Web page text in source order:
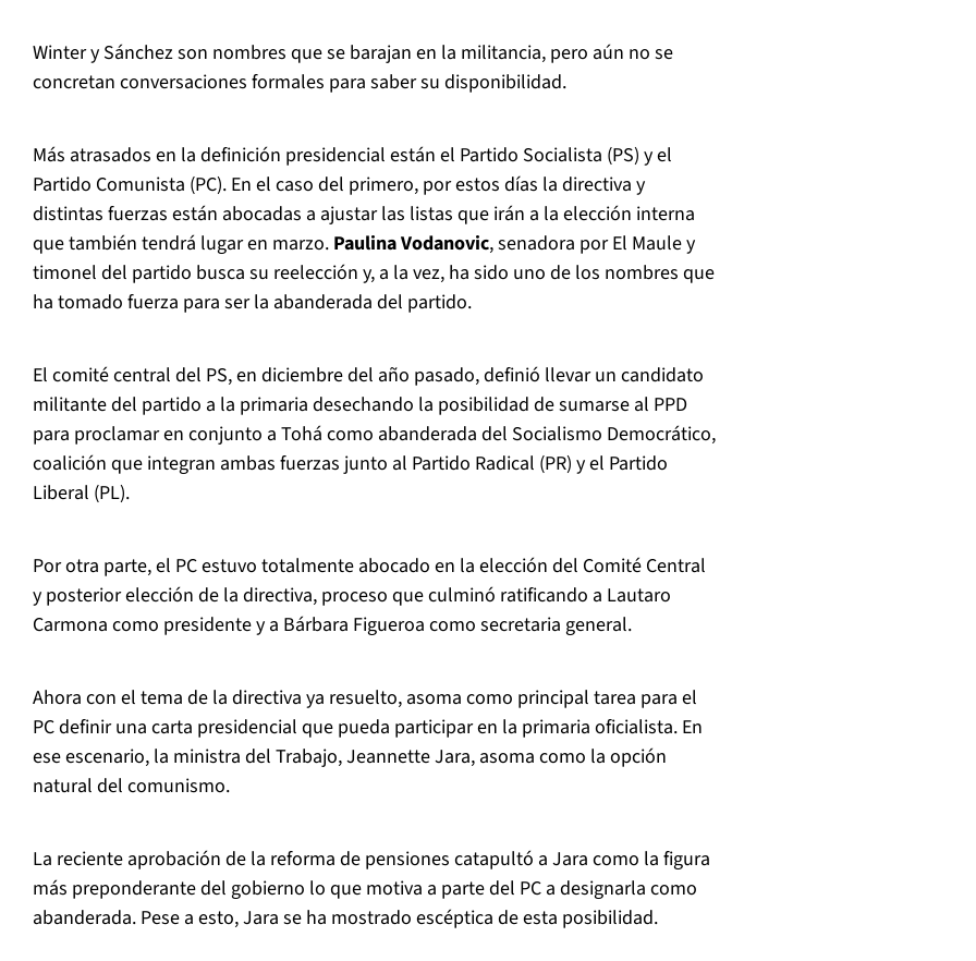
Winter y Sánchez son nombres que se barajan en la militancia, pero aún no se
concretan conversaciones formales para saber su disponibilidad.
Más atrasados en la definición presidencial están el Partido Socialista (PS) y el
Partido Comunista (PC). En el caso del primero, por estos días la directiva y
distintas fuerzas están abocadas a ajustar las listas que irán a la elección interna
que también tendrá lugar en marzo. Paulina Vodanovic, senadora por El Maule y
timonel del partido busca su reelección y, a la vez, ha sido uno de los nombres que
ha tomado fuerza para ser la abanderada del partido.
El comité central del PS, en diciembre del año pasado, definió llevar un candidato
militante del partido a la primaria desechando la posibilidad de sumarse al PPD
para proclamar en conjunto a Tohá como abanderada del Socialismo Democrático,
coalición que integran ambas fuerzas junto al Partido Radical (PR) y el Partido
Liberal (PL).
Por otra parte, el PC estuvo totalmente abocado en la elección del Comité Central
y posterior elección de la directiva, proceso que culminó ratificando a Lautaro
Carmona como presidente y a Bárbara Figueroa como secretaria general.
Ahora con el tema de la directiva ya resuelto, asoma como principal tarea para el
PC definir una carta presidencial que pueda participar en la primaria oficialista. En
ese escenario, la ministra del Trabajo, Jeannette Jara, asoma como la opción
natural del comunismo.
La reciente aprobación de la reforma de pensiones catapultó a Jara como la figura
más preponderante del gobierno lo que motiva a parte del PC a designarla como
abanderada. Pese a esto, Jara se ha mostrado escéptica de esta posibilidad.